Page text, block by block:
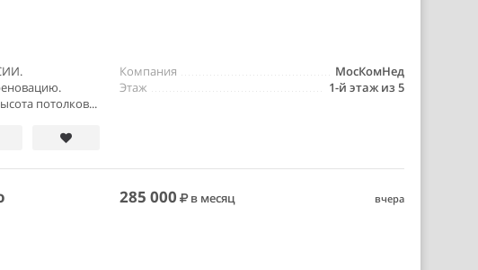
потолков...
МосКомНед
Компания
1-й этаж из 5
Этаж
285 000 в месяц вчера